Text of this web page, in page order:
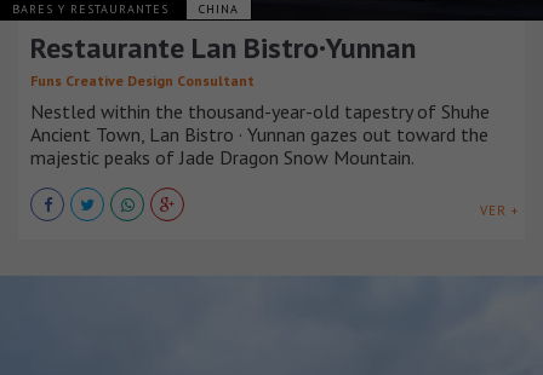
BARES Y RESTAURANTES CHINA
Restaurante Lan Bistro·Yunnan
Funs Creative Design Consultant
Nestled within the thousand-year-old tapestry of Shuhe
Ancient Town, Lan Bistro · Yunnan gazes out toward the
majestic peaks of Jade Dragon Snow Mountain.
VER +